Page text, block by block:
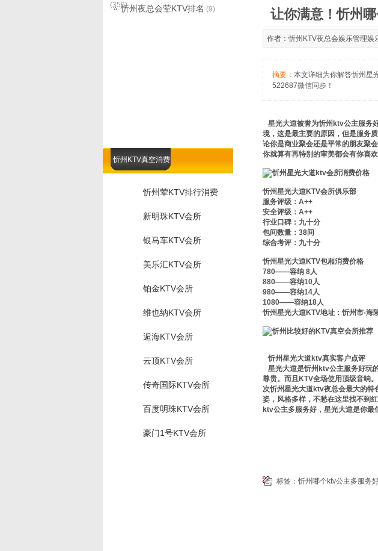
忻州KTV真空消费
忻州荤KTV排行消费
新明珠KTV会所
银马车KTV会所
美乐汇KTV会所
铂金KTV会所
维也纳KTV会所
逅海KTV会所
云顶KTV会所
传奇国际KTV会所
百度明珠KTV会所
豪门1号KTV会所
让你满意！忻州
作者：忻州KTV夜总会娱乐管理
摘要： 本文详细为你解答忻州星
522687微信同步！
星光大道被誉为忻州ktv公主服务
境，这是最主要的原因，但是服务
论你是商业聚会还是平常的朋友聚
你就算有再特别的审美都会有你喜
忻州星光大道KTV会所俱乐部
服务评级：A++
安全评级：A++
行业口碑：九十分
包间数量：38间
综合考评：九十分
忻州星光大道KTV包厢消费价格
780——容纳 8人
880——容纳10人
980——容纳14人
1080——容纳18人
忻州星光大道KTV地址：忻州市-海
忻州星光大道ktv真实客户点评
星光大道是忻州ktv公主服务好玩
尊贵。而且KTV全场使用顶级音响
次忻州星光大道ktv夜总会最大的特
姿，风格多样，不愁在这里找不到
ktv公主多服务好，星光大道是你最
标签：忻州哪个ktv公主多服务
(356)忻州夜总会荤KTV排名 (9)